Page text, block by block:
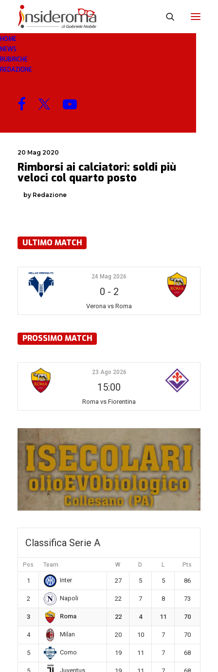
HOME
NEWS
RUBRICHE
REDAZIONE
VELOCI
MENU
20 Mag 2020
Rimborsi ai calciatori: soldi più
veloci col quarto posto
by Redazione
ULTIMO MATCH
24 Mag 2026
0 - 2
Verona vs Roma
PROSSIMO MATCH
23 Ago 2026
15:00
Roma vs Fiorentina
Classifica Serie A
Pos Team W D L Pts
1 Inter 27 5 5 86
2 Napoli 22 7 8 73
3 Roma 22 4 11 70
4 Milan 20 10 7 70
5 Como 19 11 7 68